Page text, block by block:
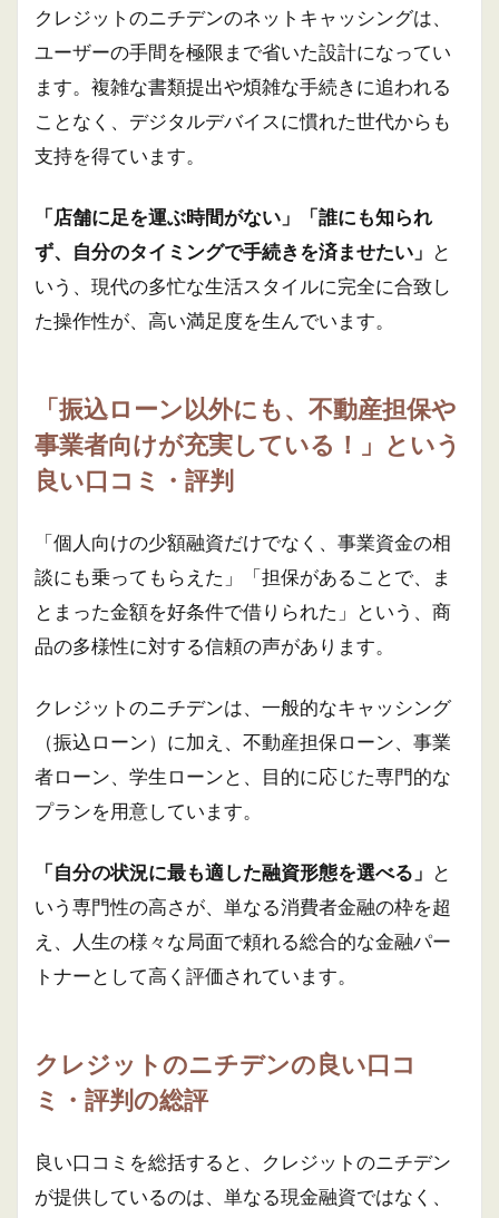
クレジットのニチデンのネットキャッシングは、
ユーザーの手間を極限まで省いた設計になってい
ます。複雑な書類提出や煩雑な手続きに追われる
ことなく、デジタルデバイスに慣れた世代からも
支持を得ています。
「店舗に足を運ぶ時間がない」「誰にも知られ
ず、自分のタイミングで手続きを済ませたい」 と
いう、現代の多忙な生活スタイルに完全に合致し
た操作性が、高い満足度を生んでいます。
「振込ローン以外にも、不動産担保や
事業者向けが充実している！」という
良い口コミ・評判
「個人向けの少額融資だけでなく、事業資金の相
談にも乗ってもらえた」「担保があることで、ま
とまった金額を好条件で借りられた」という、商
品の多様性に対する信頼の声があります。
クレジットのニチデンは、一般的なキャッシング
（振込ローン）に加え、不動産担保ローン、事業
者ローン、学生ローンと、目的に応じた専門的な
プランを用意しています。
「自分の状況に最も適した融資形態を選べる」 と
いう専門性の高さが、単なる消費者金融の枠を超
え、人生の様々な局面で頼れる総合的な金融パー
トナーとして高く評価されています。
クレジットのニチデンの良い口コ
ミ・評判の総評
良い口コミを総括すると、クレジットのニチデン
が提供しているのは、単なる現金融資ではなく、